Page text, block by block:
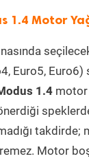
1.4 Motor
Euro5, Euro6)
1.4 motor
takdirde;
Motor